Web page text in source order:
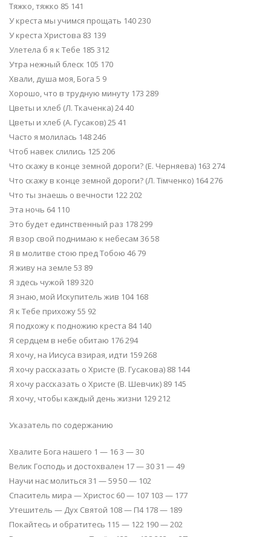
Тяжко, тяжко 85 141
У креста мы учимся прощать 140 230
У креста Христова 83 139
Улетела б я к Тебе 185 312
Утра нежный блеск 105 170
Хвали, душа моя, Бога 5 9
Хорошо, что в трудную минуту 173 289
Цветы и хлеб (Л. Ткаченка) 24 40
Цветы и хлеб (А. Гусаков) 25 41
Часто я молилась 148 246
Чтоб навек слились 125 206
Что скажу в конце земной дороги? (Е. Черняева) 163 274
Что скажу в конце земной дороги? (Л. Тімченко) 164 276
Что ты знаешь о вечности 122 202
Эта ночь 64 110
Это будет единственный раз 178 299
Я взор свой поднимаю к небесам 36 58
Я в молитве стою пред Тобою 46 79
Я живу на земле 53 89
Я здесь чужой 189 320
Я знаю, мой Искупитель жив 104 168
Я к Тебе прихожу 55 92
Я подхожу к подножию креста 84 140
Я сердцем в небе обитаю 176 294
Я хочу, на Иисуса взирая, идти 159 268
Я хочу рассказать о Христе (В. Гусакова) 88 144
Я хочу рассказать о Христе (В. Шевчик) 89 145
Я хочу, чтобы каждый день жизни 129 212
Указатель по содержанию
Хвалите Бога нашего 1 — 16 3 — 30
Велик Господь и достохвален 17 — 30 31 — 49
Научи нас молиться 31 — 59 50 — 102
Спаситель мира — Христос 60 — 107 103 — 177
Утешитель — Дух Святой 108 — П4 178 — 189
Покайтесь и обратитесь 115 — 122 190 — 202